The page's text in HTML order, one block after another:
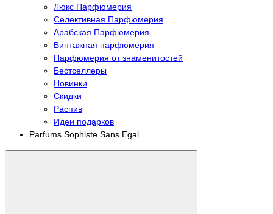
Люкс Парфюмерия
Селективная Парфюмерия
Арабская Парфюмерия
Винтажная парфюмерия
Парфюмерия от знаменитостей
Бестселлеры
Новинки
Скидки
Распив
Идеи подарков
Parfums Sophiste Sans Egal